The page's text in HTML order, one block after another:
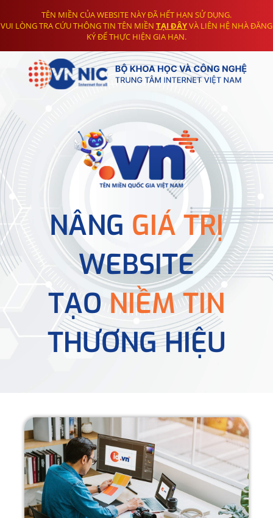
TÊN MIỀN CỦA WEBSITE NÀY ĐÃ HẾT HẠN SỬ DỤNG.
VUI LÒNG TRA CỨU THÔNG TIN TÊN MIỀN TẠI ĐÂYVÀ LIÊN HỆ NHÀ ĐĂNG
KÝ ĐỂ THỰC HIỆN GIA HẠN.
NÂNG GIÁ TRỊ
WEBSITE
TẠONIỀM TIN
THƯƠNG HIỆU